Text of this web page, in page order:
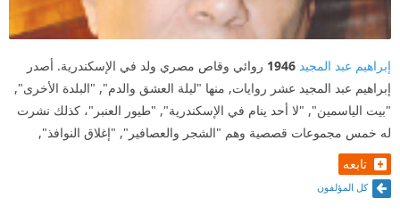
إبراهيم عبد المجيد 1946 روائي وقاص مصري ولد في الإسكندرية. أصدر
إبراهيم عبد المجيد عشر روايات, منها "ليلة العشق والدم", "البلدة الأخرى",
"بيت الياسمين", "لا أحد ينام في الإسكندرية", "طيور العنبر"، كذلك نشرت
له خمس مجموعات قصصية وهم "الشجر والعصافير", "إغلاق النوافذ",
تابعه
كل المؤلفون